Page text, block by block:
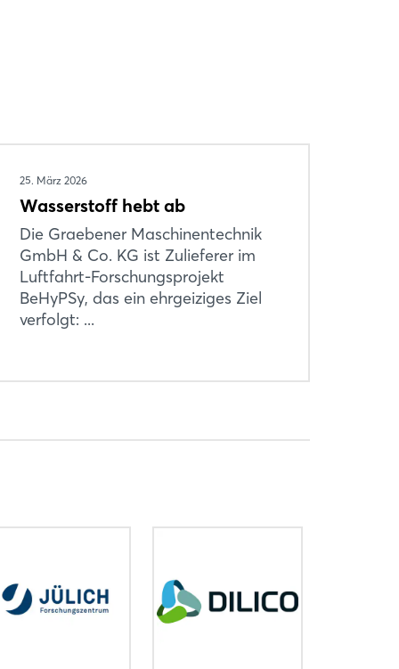
25. März 2026
Wasserstoff hebt ab
Die Graebener Maschinentechnik
GmbH & Co. KG ist Zulieferer im
Luftfahrt-Forschungsprojekt
BeHyPSy, das ein ehrgeiziges Ziel
verfolgt: ...